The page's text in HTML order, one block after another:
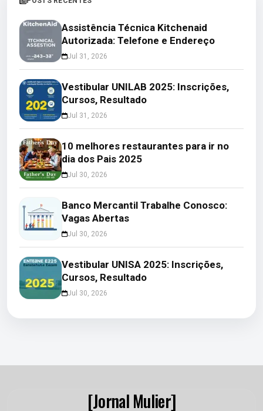
Assistência Técnica Kitchenaid
Autorizada: Telefone e Endereço
Jul 31, 2026
Vestibular UNILAB 2025: Inscrições,
Cursos, Resultado
Jul 31, 2026
10 melhores restaurantes para ir no
dia dos Pais 2025
Jul 30, 2026
Banco Mercantil Trabalhe Conosco:
Vagas Abertas
Jul 30, 2026
Vestibular UNISA 2025: Inscrições,
Cursos, Resultado
Jul 30, 2026
[Jornal Mulier]